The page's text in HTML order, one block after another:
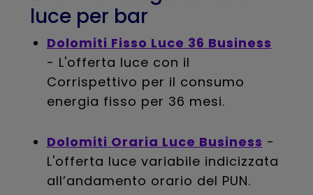
luce per bar
Dolomiti Fisso Luce 36 Business
- L'offerta luce con il
Corrispettivo per il consumo
energia fisso per 36 mesi.
Dolomiti Oraria Luce Business -
L'offerta luce variabile indicizzata
all’andamento orario del PUN.